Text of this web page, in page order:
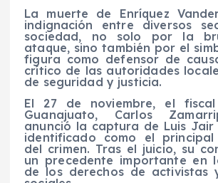
La muerte de Enríquez
indignación entre diversos
sociedad, no solo por la
ataque, sino también por el
figura como defensor de
crítico de las autoridades
de seguridad y justicia.
El 27 de noviembre, el
Guanajuato, Carlos
anunció la captura de Luis Jair
identificado como el principal
del crimen. Tras el juicio, su
un precedente importante en
de los derechos de activistas